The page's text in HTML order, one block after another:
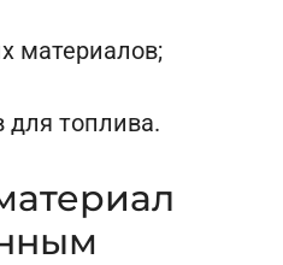
материалов;
для топлива.